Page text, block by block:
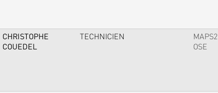
CHRISTOPHE
COUEDEL
TECHNICIEN
MAPS2
OSE